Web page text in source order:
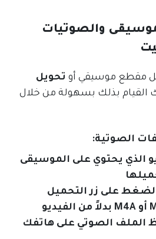
والصوتيات
مقطع موسيقي أو تحويل
القيام بذلك بسهولة من خلال
الصوتية:
الذي يحتوي على الموسيقى
على زر التحميل
الملف الصوتي على هاتفك